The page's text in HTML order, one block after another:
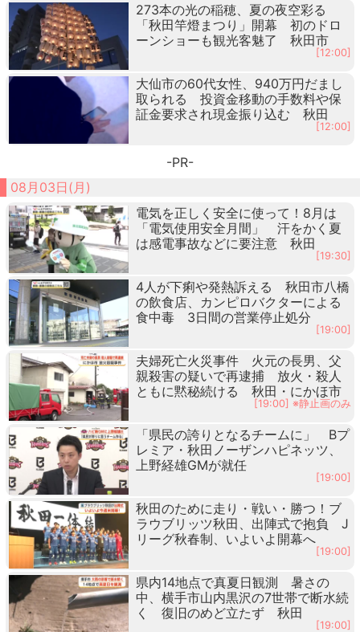
273本の光の稲穂、夏の夜空彩る
「秋田竿燈まつり」開幕 初のドロ
ーンショーも観光客魅了 秋田市
[12:00]
大仙市の60代女性、940万円だまし
取られる 投資金移動の手数料や保
証金要求され現金振り込む 秋田
[12:00]
-PR-
08月03日(月)
電気を正しく安全に使って！8月は
「電気使用安全月間」 汗をかく夏
は感電事故などに要注意 秋田
[19:30]
4人が下痢や発熱訴える 秋田市八橋
の飲食店、カンピロバクターによる
食中毒 3日間の営業停止処分
[19:00]
夫婦死亡火災事件 火元の長男、父
親殺害の疑いで再逮捕 放火・殺人
ともに黙秘続ける 秋田・にかほ市
[19:00] ※静止画のみ
「県民の誇りとなるチームに」 Bプ
レミア・秋田ノーザンハピネッツ、
上野経雄GMが就任
[19:00]
秋田のために走り・戦い・勝つ！ブ
ラウブリッツ秋田、出陣式で抱負 J
リーグ秋春制、いよいよ開幕へ
[19:00]
県内14地点で真夏日観測 暑さの
中、横手市山内黒沢の7世帯で断水続
く 復旧のめど立たず 秋田
[19:00]